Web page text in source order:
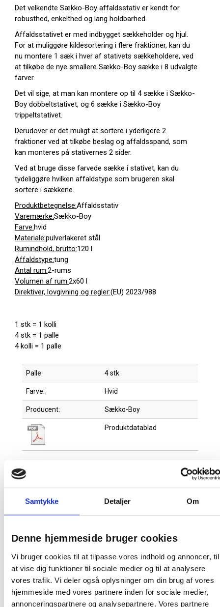
Samtykke Detaljer Om
Denne hjemmeside bruger cookies
Vi bruger cookies til at tilpasse vores indhold og annoncer, til
at vise dig funktioner til sociale medier og til at analysere
vores trafik. Vi deler også oplysninger om din brug af vores
hjemmeside med vores partnere inden for sociale medier,
annonceringspartnere og analysepartnere. Vores partnere
Det velkendte Sækko-Boy affaldsstativ er kendt for
robusthed, enkelthed og lang holdbarhed.
Affaldsstativet er med indbygget sækkeholder og hjul.
For at muliggøre kildesortering i flere fraktioner, kan du
nu montere 1 sæk i hver af stativets sækkeholdere, ved
at tilkøbe de nye smallere Sækko-Boy sække i 8 udvalgte
farver.
Det vil sige, at man kan montere op til 4 sække i Sækko-
Boy dobbeltstativet, og 6 sække i Sækko-Boy
trippeltstativet.
Derudover er det muligt at sortere i yderligere 2
fraktioner ved at tilkøbe beslag og affaldsspand, som
kan monteres på stativernes 2 sider.
Ved at bruge disse farvede sække i stativet, kan du
tydeliggøre hvilken affaldstype som brugeren skal
sortere i sækkene.
Produktbetegnelse:Affaldsstativ
Varemærke:Sækko-Boy
Farve:hvid
Materiale:pulverlakeret stål
Rumindhold, brutto:120 l
Affaldstype:tung
Antal rum:2-rums
Volumen af rum:2x60 l
Direktiver, lovgivning og regler:(EU) 2023/988
1 stk = 1 kolli
4 stk = 1 palle
4 kolli = 1 palle
Palle: 4 stk
Farve: Hvid
Producent: Sækko-Boy
Produktdatablad
Sækko-boy affaldssæk 60 liter 35 my
55x103cm med tryk sort